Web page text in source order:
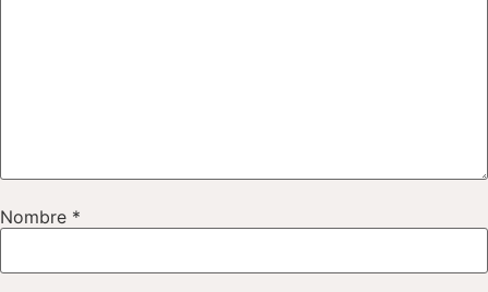
Nombre *